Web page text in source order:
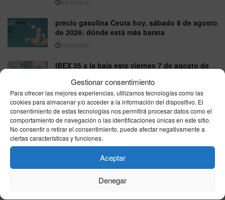
Gestionar consentimiento
Para ofrecer las mejores experiencias, utilizamos tecnologías como las
cookies para almacenar y/o acceder a la información del dispositivo. El
consentimiento de estas tecnologías nos permitirá procesar datos como el
comportamiento de navegación o las identificaciones únicas en este sitio.
No consentir o retirar el consentimiento, puede afectar negativamente a
ciertas características y funciones.
Aceptar
Denegar
08/08/2026
precio gasolina Ceuta hoy, sábado 8 de agosto
de 2026: dónde está más barata
08/08/2026
IBEX 35 a la baja este viernes 7 de agosto de
La nueva etiqueta que deberán llevar todos los
envases en la UE a partir del 12 de agosto de
2028
07/08/2026